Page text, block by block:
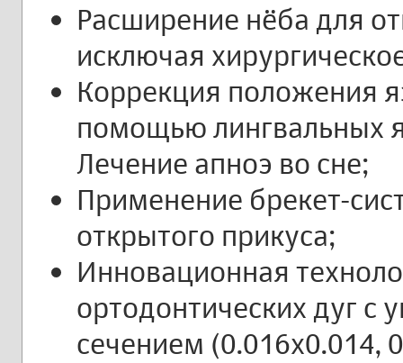
Расширение нёба для
исключая
Коррекция положения
помощью лингвальных
Лечение апноэ во сне;
Применение брекет-
открытого прикуса;
Инновационная
ортодонтических дуг
сечением (0.016х0.014,